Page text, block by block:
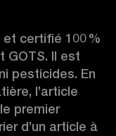
certifié 100 %
GOTS. Il est
pesticides. En
l’article
premier
d’un article à